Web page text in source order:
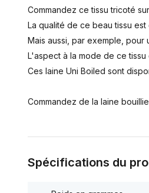
Commandez ce tissu tricoté
La qualité de ce beau tissu
Mais aussi, par exemple, pour
L'aspect à la mode de ce
Ces laine Uni Boiled sont
Commandez de la laine
Spécifications du